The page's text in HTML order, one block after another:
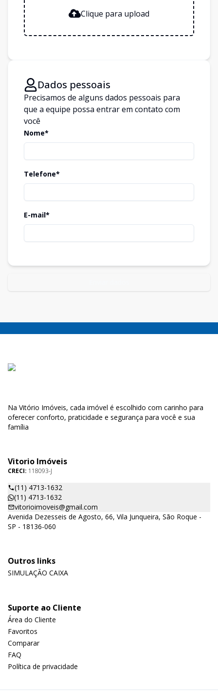
Clique para upload
Dados pessoais
Precisamos de alguns dados pessoais para
que a equipe possa entrar em contato com
você
Nome*
Telefone*
E-mail*
Na Vitório Imóveis, cada imóvel é escolhido com carinho para
oferecer conforto, praticidade e segurança para você e sua
família
Vitorio Imóveis
CRECI: 118093-J
(11) 4713-1632
(11) 4713-1632
vitorioimoveis@gmail.com
Avenida Dezesseis de Agosto, 66, Vila Junqueira, São Roque -
SP - 18136-060
Outros links
SIMULAÇÃO CAIXA
Suporte ao Cliente
Área do Cliente
Favoritos
Comparar
FAQ
Política de privacidade